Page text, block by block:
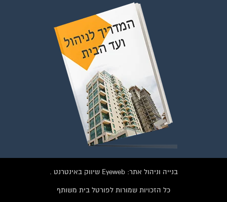
בנייה וניהול אתר: Eyeweb שיווק באינטרנט .
כל הזכויות שמורות לפורטל בית משותף
לחצו על התמונה או על הכפתור ושלחו בקשת הצטרפות בדף
הקבוצה
לחץ למעבר לקבוצה